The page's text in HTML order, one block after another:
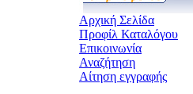
Αρχική Σελίδα
Προφίλ Καταλόγου
Επικοινωνία
Αναζήτηση
Αίτηση εγγραφής